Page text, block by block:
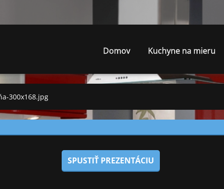
Domov Kuchyne na mieru
300x168.jpg
SPUSTIŤ PREZENTÁCIU